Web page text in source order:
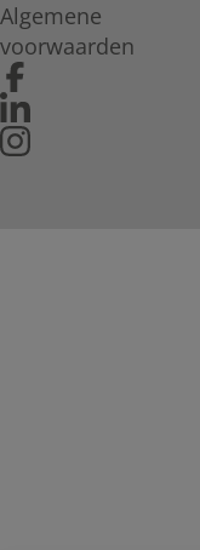
Algemene
voorwaarden